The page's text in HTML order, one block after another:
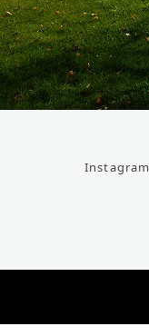
Instagram